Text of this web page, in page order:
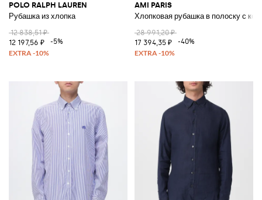
POLO RALPH LAUREN
Рубашка из хлопка
12 838,51 ₽
12 197,56 ₽
-5%
AMI PARIS
Хлопковая рубашка в полоску с
28 991,20 ₽
17 394,35 ₽
-40%